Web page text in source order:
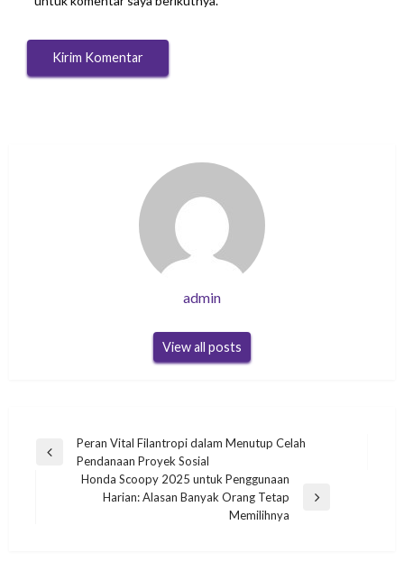
admin
View all posts
Navigasi
Previous
Peran Vital Filantropi dalam Menutup Celah
Pendanaan Proyek Sosial
Honda Scoopy 2025 untuk Penggunaan
Harian: Alasan Banyak Orang Tetap
Memilihnya